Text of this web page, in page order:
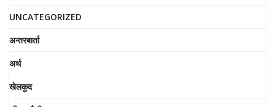
UNCATEGORIZED
अन्तरबार्ता
अर्थ
खेलकुद